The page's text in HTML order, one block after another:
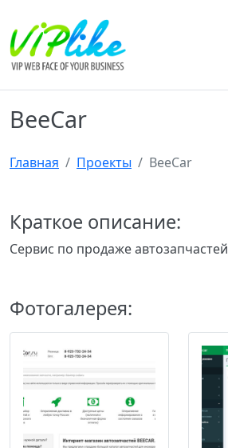
BeeCar
Главная Проекты BeeCar
Краткое описание:
Сервис по продаже автозапчастей
Фотогалерея: